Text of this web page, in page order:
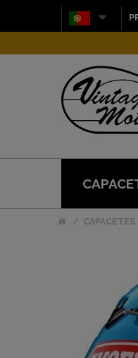
CAPACETES